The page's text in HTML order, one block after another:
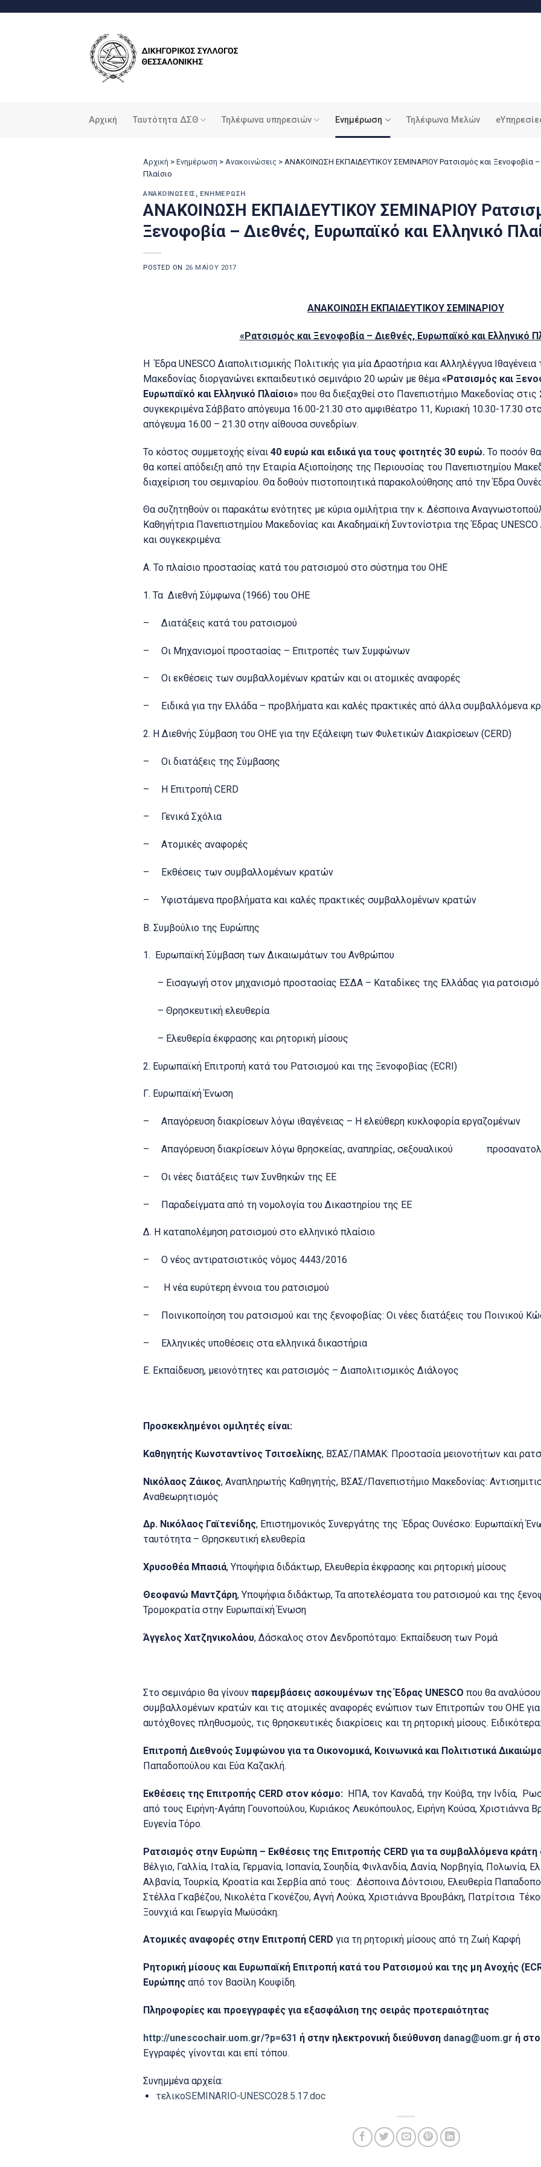
Αρχική Ταυτότητα ΔΣΘ Τηλέφωνα υπηρεσιών Ενημέρωση Τηλέφωνα Μελών
Αρχική > Ενημέρωση > Ανακοινώσεις > ΑΝΑΚΟΙΝΩΣΗ ΕΚΠΑΙΔΕΥΤΙΚΟΥ ΣΕΜΙΝΑΡΙΟΥ Ρατσισμός και Ξενοφοβία –
Πλαίσιο
ΑΝΑΚΟΙΝΏΣΕΙΣ , ΕΝΗΜΈΡΩΣΗ
ΑΝΑΚΟΙΝΩΣΗ ΕΚΠΑΙΔΕΥΤΙΚΟΥ ΣΕΜΙΝΑΡΙΟΥ
Ξενοφοβία – Διεθνές, Ευρωπαϊκό και Ελληνικό
POSTED ON 26 ΜΑΪ́ΟΥ 2017
ΑΝΑΚΟΙΝΩΣΗ ΕΚΠΑΙΔΕΥΤΙΚΟΥ ΣΕΜΙΝΑΡΙΟΥ
«Ρατσισμός και Ξενοφοβία – Διεθνές, Ευρωπαϊκό και Ελληνικό
Η Έδρα UNESCO Διαπολιτισμικής Πολιτικής για μία Δραστήρια και Αλληλέγγυα
Μακεδονίας διοργανώνει εκπαιδευτικό σεμινάριο 20 ωρών με θέμα «Ρατσισμός και
Ευρωπαϊκό και Ελληνικό Πλαίσιο» που θα διεξαχθεί στο Πανεπιστήμιο Μακεδονίας στις
συγκεκριμένα Σάββατο απόγευμα 16.00-21.30 στο αμφιθέατρο 11, Κυριακή 10.30-17.30
απόγευμα 16.00 – 21.30 στην αίθουσα συνεδρίων.
Το κόστος συμμετοχής είναι 40 ευρώ και ειδικά για τους φοιτητές 30 ευρώ. Το ποσόν
θα κοπεί απόδειξη από την Εταιρία Αξιοποίησης της Περιουσίας του Πανεπιστημίου
διαχείριση του σεμιναρίου. Θα δοθούν πιστοποιητικά παρακολούθησης από την Έδρα
Θα συζητηθούν οι παρακάτω ενότητες με κύρια ομιλήτρια την κ. Δέσποινα
Καθηγήτρια Πανεπιστημίου Μακεδονίας και Ακαδημαϊκή Συντονίστρια της Έδρας UNESCO
και συγκεκριμένα:
Α. Το πλαίσιο προστασίας κατά του ρατσισμού στο σύστημα του ΟΗΕ
1. Τα Διεθνή Σύμφωνα (1966) του ΟΗΕ
– Διατάξεις κατά του ρατσισμού
– Οι Μηχανισμοί προστασίας – Επιτροπές των Συμφώνων
– Οι εκθέσεις των συμβαλλομένων κρατών και οι ατομικές αναφορές
– Ειδικά για την Ελλάδα – προβλήματα και καλές πρακτικές από άλλα συμβαλλόμενα
2. Η Διεθνής Σύμβαση του ΟΗΕ για την Εξάλειψη των Φυλετικών Διακρίσεων (CERD)
– Οι διατάξεις της Σύμβασης
– Η Επιτροπή CERD
– Γενικά Σχόλια
– Ατομικές αναφορές
– Εκθέσεις των συμβαλλομένων κρατών
– Υφιστάμενα προβλήματα και καλές πρακτικές συμβαλλομένων κρατών
Β. Συμβούλιο της Ευρώπης
1. Ευρωπαϊκή Σύμβαση των Δικαιωμάτων του Ανθρώπου
– Εισαγωγή στον μηχανισμό προστασίας ΕΣΔΑ – Καταδίκες της Ελλάδας για ρατσισμό
– Θρησκευτική ελευθερία
– Ελευθερία έκφρασης και ρητορική μίσους
2. Ευρωπαϊκή Επιτροπή κατά του Ρατσισμού και της Ξενοφοβίας (ECRI)
Γ. Ευρωπαϊκή Ένωση
– Απαγόρευση διακρίσεων λόγω ιθαγένειας – Η ελεύθερη κυκλοφορία εργαζομένων
– Απαγόρευση διακρίσεων λόγω θρησκείας, αναπηρίας, σεξουαλικού
– Οι νέες διατάξεις των Συνθηκών της ΕΕ
– Παραδείγματα από τη νομολογία του Δικαστηρίου της ΕΕ
Δ. Η καταπολέμηση ρατσισμού στο ελληνικό πλαίσιο
– Ο νέος αντιρατσιστικός νόμος 4443/2016
– Η νέα ευρύτερη έννοια του ρατσισμού
– Ποινικοποίηση του ρατσισμού και της ξενοφοβίας: Οι νέες διατάξεις του Ποινικού
– Ελληνικές υποθέσεις στα ελληνικά δικαστήρια
Ε. Εκπαίδευση, μειονότητες και ρατσισμός – Διαπολιτισμικός Διάλογος
Προσκεκλημένοι ομιλητές είναι:
Καθηγητής Κωνσταντίνος Τσιτσελίκης, ΒΣΑΣ/ΠΑΜΑΚ: Προστασία μειονοτήτων και
Νικόλαος Ζάικος, Αναπληρωτής Καθηγητής, ΒΣΑΣ/Πανεπιστήμιο Μακεδονίας:
Αναθεωρητισμός
Δρ. Νικόλαος Γαϊτενίδης, Επιστημονικός Συνεργάτης της Έδρας Ουνέσκο: Ευρωπαϊκή
ταυτότητα – Θρησκευτική ελευθερία
Χρυσοθέα Μπασιά, Υποψήφια διδάκτωρ, Ελευθερία έκφρασης και ρητορική μίσους
Θεοφανώ Μαντζάρη, Υποψήφια διδάκτωρ, Τα αποτελέσματα του ρατσισμού και της
Τρομοκρατία στην Ευρωπαϊκή Ένωση
Άγγελος Χατζηνικολάου, Δάσκαλος στον Δενδροπόταμο: Εκπαίδευση των Ρομά
Στο σεμινάριο θα γίνουν παρεμβάσεις ασκουμένων της Έδρας UNESCO που θα
συμβαλλομένων κρατών και τις ατομικές αναφορές ενώπιον των Επιτροπών του ΟΗΕ
αυτόχθονες πληθυσμούς, τις θρησκευτικές διακρίσεις και τη ρητορική μίσους. Ειδικότερα:
Επιτροπή Διεθνούς Συμφώνου για τα Οικονομικά, Κοινωνικά και Πολιτιστικά
Παπαδοπούλου και Εύα Καζακλή.
Εκθέσεις της Επιτροπής CERD στον κόσμο: ΗΠΑ, τον Καναδά, την Κούβα, την Ινδία,
από τους Ειρήνη-Αγάπη Γουνοπούλου, Κυριάκος Λευκόπουλος, Ειρήνη Κούσα, Χριστιάννα
Ευγενία Τόρο.
Ρατσισμός στην Ευρώπη – Eκθέσεις της Επιτροπής CERD για τα συμβαλλόμενα
Βέλγιο, Γαλλία, Ιταλία, Γερμανία, Ισπανία, Σουηδία, Φινλανδία, Δανία, Νορβηγία, Πολωνία,
Αλβανία, Τουρκία, Κροατία και Σερβία από τους: Δέσποινα Δόντσιου, Ελευθερία
Στέλλα Γκαβέζου, Νικολέτα Γκονέζου, Αγνή Λούκα, Χριστιάννα Βρουβάκη, Πατρίτσια
Ξουνχιά και Γεωργία Μωϋσάκη.
Ατομικές αναφορές στην Επιτροπή CERD για τη ρητορική μίσους από τη Ζωή Καρφή
Ρητορική μίσους και Eυρωπαϊκή Επιτροπή κατά του Ρατσισμού και της μη Ανοχής (Ε
Ευρώπης από τον Βασίλη Κουφίδη.
Πληροφορίες και προεγγραφές για εξασφάλιση της σειράς προτεραιότητας
http://unescochair.uom.gr/?p=631 ή στην ηλεκτρονική διεύθυνση danag@uom.gr ή
Εγγραφές γίνονται και επί τόπου.
Συνημμένα αρχεία:
τελικοSEMINARIO-UNESCO28.5.17.doc